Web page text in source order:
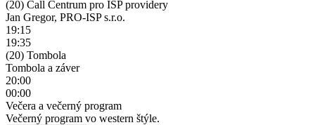
(20) Call Centrum pro ISP providery
Jan Gregor, PRO-ISP s.r.o.
19:15
19:35
(20) Tombola
Tombola a záver
20:00
00:00
Večera a večerný program
Večerný program vo western štýle.